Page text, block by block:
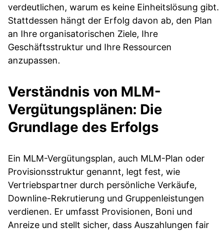
verdeutlichen, warum es keine Einheitslösung gibt.
Stattdessen hängt der Erfolg davon ab, den Plan
an Ihre organisatorischen Ziele, Ihre
Geschäftsstruktur und Ihre Ressourcen
anzupassen.
Verständnis von MLM-
Vergütungsplänen: Die
Grundlage des Erfolgs
Ein MLM-Vergütungsplan, auch MLM-Plan oder
Provisionsstruktur genannt, legt fest, wie
Vertriebspartner durch persönliche Verkäufe,
Downline-Rekrutierung und Gruppenleistungen
verdienen. Er umfasst Provisionen, Boni und
Anreize und stellt sicher, dass Auszahlungen fair